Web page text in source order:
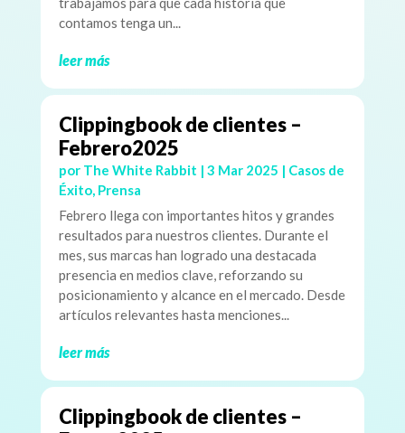
contamos tenga un...
leer más
Clippingbook de clientes –
Febrero2025
por The White Rabbit | 3 Mar 2025 | Casos de
Éxito, Prensa
Febrero llega con importantes hitos y grandes
resultados para nuestros clientes. Durante el
mes, sus marcas han logrado una destacada
presencia en medios clave, reforzando su
posicionamiento y alcance en el mercado. Desde
artículos relevantes hasta menciones...
leer más
Clippingbook de clientes –